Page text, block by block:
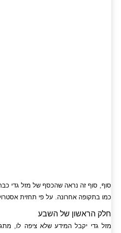
סוף, סוף זה נראה שהכסף של מזל גדי
כמו בתקופה אחרונה. על פי תחזית
חלק הראשון של השבע
מזל גדי יקבל המידע שלא ציפה לו,